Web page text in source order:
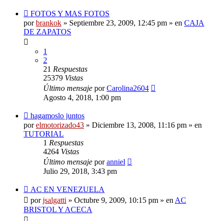
Nuevo
mensaje
FOTOS Y MAS FOTOS
porbrankok » Septiembre 23, 2009, 12:45 pm » en CAJA
DE ZAPATOS
1
2
21 Respuestas
25379 Vistas
Último mensaje porCarolina2604
Agosto 4, 2018, 1:00 pm
Nuevo
mensaje
hagamoslo juntos
porelmotorizado43 » Diciembre 13, 2008, 11:16 pm » en
TUTORIAL
1 Respuestas
4264 Vistas
Último mensaje poranniel
Julio 29, 2018, 3:43 pm
Nuevo
mensaje
AC EN VENEZUELA
porjsalgatti » Octubre 9, 2009, 10:15 pm » en AC
BRISTOL Y ACECA